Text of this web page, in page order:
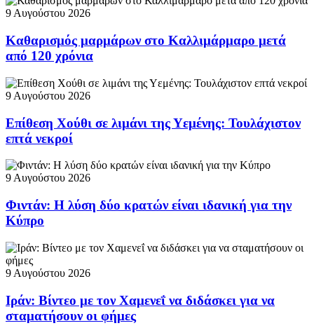
9 Αυγούστου 2026
Καθαρισμός μαρμάρων στο Καλλιμάρμαρο μετά
από 120 χρόνια
9 Αυγούστου 2026
Επίθεση Χούθι σε λιμάνι της Υεμένης: Τουλάχιστον
επτά νεκροί
9 Αυγούστου 2026
Φιντάν: Η λύση δύο κρατών είναι ιδανική για την
Κύπρο
9 Αυγούστου 2026
Ιράν: Βίντεο με τον Χαμενεΐ να διδάσκει για να
σταματήσουν οι φήμες